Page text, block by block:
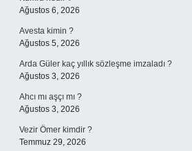
Ağustos 6, 2026
Avesta kimin ?
Ağustos 5, 2026
Arda Güler kaç yıllık sözleşme imzaladı ?
Ağustos 3, 2026
Ahcı mı aşçı mı ?
Ağustos 3, 2026
Vezir Ömer kimdir ?
Temmuz 29, 2026